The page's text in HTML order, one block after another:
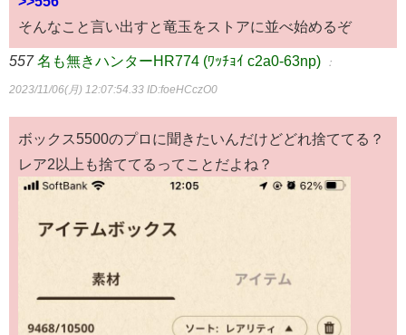
そんなこと言い出すと竜玉をストアに並べ始めるぞ
557 名も無きハンターHR774 (ﾜｯﾁｮｲ c2a0-63np) ：
2023/11/06(月) 12:07:54.33 ID:foeHCczO0
ボックス5500のプロに聞きたいんだけどどれ捨ててる？
レア2以上も捨ててるってことだよね？